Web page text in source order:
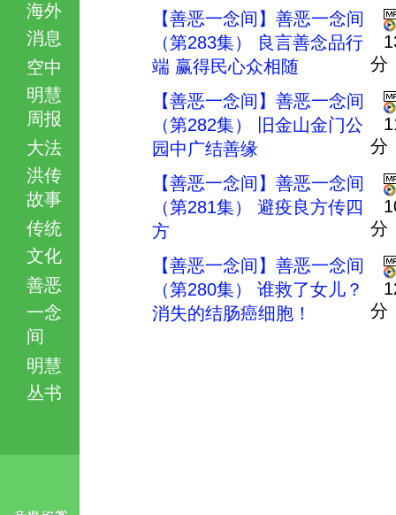
海外
消息
空中
明慧
周报
大法
洪传
故事
传统
文化
善恶
一念
间
明慧
丛书
【善恶一念间】善恶一念间
（第283集） 良言善念品行
端 赢得民心众相随
分
【善恶一念间】善恶一念间
（第282集） 旧金山金门公
园中广结善缘
分
【善恶一念间】善恶一念间
（第281集） 避疫良方传四
方
分
【善恶一念间】善恶一念间
（第280集） 谁救了女儿？
消失的结肠癌细胞！
分